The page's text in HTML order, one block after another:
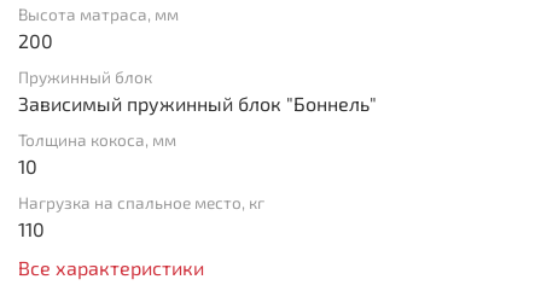
Высота матраса, мм
200
Пружинный блок
Зависимый пружинный блок "Боннель"
Толщина кокоса, мм
10
Нагрузка на спальное место, кг
110
Все характеристики